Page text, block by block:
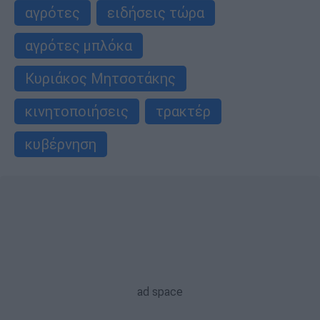
αγρότες
ειδήσεις τώρα
αγρότες μπλόκα
Κυριάκος Μητσοτάκης
κινητοποιήσεις
τρακτέρ
κυβέρνηση